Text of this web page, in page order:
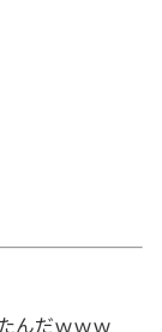
んだｗｗｗ